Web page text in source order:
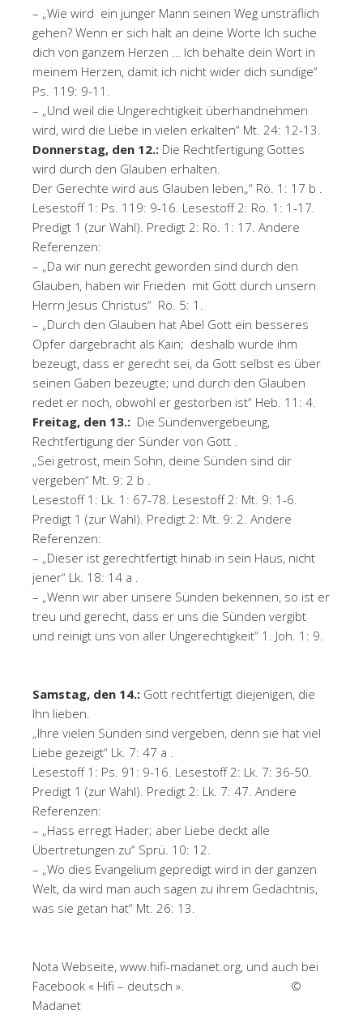
– „Wie wird ein junger Mann seinen Weg unsträflich
gehen? Wenn er sich hält an deine Worte Ich suche
dich von ganzem Herzen … Ich behalte dein Wort in
meinem Herzen, damit ich nicht wider dich sündige“
Ps. 119: 9-11.
– „Und weil die Ungerechtigkeit überhandnehmen
wird, wird die Liebe in vielen erkalten“ Mt. 24: 12-13.
Donnerstag, den 12.: Die Rechtfertigung Gottes
wird durch den Glauben erhalten.
Der Gerechte wird aus Glauben leben„“ Rö. 1: 17 b .
Lesestoff 1: Ps. 119: 9-16. Lesestoff 2: Rö. 1: 1-17.
Predigt 1 (zur Wahl). Predigt 2: Rö. 1: 17. Andere
Referenzen:
– „Da wir nun gerecht geworden sind durch den
Glauben, haben wir Frieden mit Gott durch unsern
Herrn Jesus Christus“ Rö. 5: 1.
– „Durch den Glauben hat Abel Gott ein besseres
Opfer dargebracht als Kain; deshalb wurde ihm
bezeugt, dass er gerecht sei, da Gott selbst es über
seinen Gaben bezeugte; und durch den Glauben
redet er noch, obwohl er gestorben ist“ Heb. 11: 4.
Freitag, den 13.: Die Sündenvergebeung,
Rechtfertigung der Sünder von Gott .
„Sei getrost, mein Sohn, deine Sünden sind dir
vergeben“ Mt. 9: 2 b .
Lesestoff 1: Lk. 1: 67-78. Lesestoff 2: Mt. 9: 1-6.
Predigt 1 (zur Wahl). Predigt 2: Mt. 9: 2. Andere
Referenzen:
– „Dieser ist gerechtfertigt hinab in sein Haus, nicht
jener“ Lk. 18: 14 a .
– „Wenn wir aber unsere Sünden bekennen, so ist er
treu und gerecht, dass er uns die Sünden vergibt
und reinigt uns von aller Ungerechtigkeit“ 1. Joh. 1: 9.
Samstag, den 14.: Gott rechtfertigt diejenigen, die
Ihn lieben.
„Ihre vielen Sünden sind vergeben, denn sie hat viel
Liebe gezeigt“ Lk. 7: 47 a .
Lesestoff 1: Ps. 91: 9-16. Lesestoff 2: Lk. 7: 36-50.
Predigt 1 (zur Wahl). Predigt 2: Lk. 7: 47. Andere
Referenzen:
– „Hass erregt Hader; aber Liebe deckt alle
Übertretungen zu“ Sprü. 10: 12.
– „Wo dies Evangelium gepredigt wird in der ganzen
Welt, da wird man auch sagen zu ihrem Gedächtnis,
was sie getan hat“ Mt. 26: 13.
Nota Webseite, www.hifi-madanet.org, und auch bei
Facebook « Hifi – deutsch ». ©
Madanet